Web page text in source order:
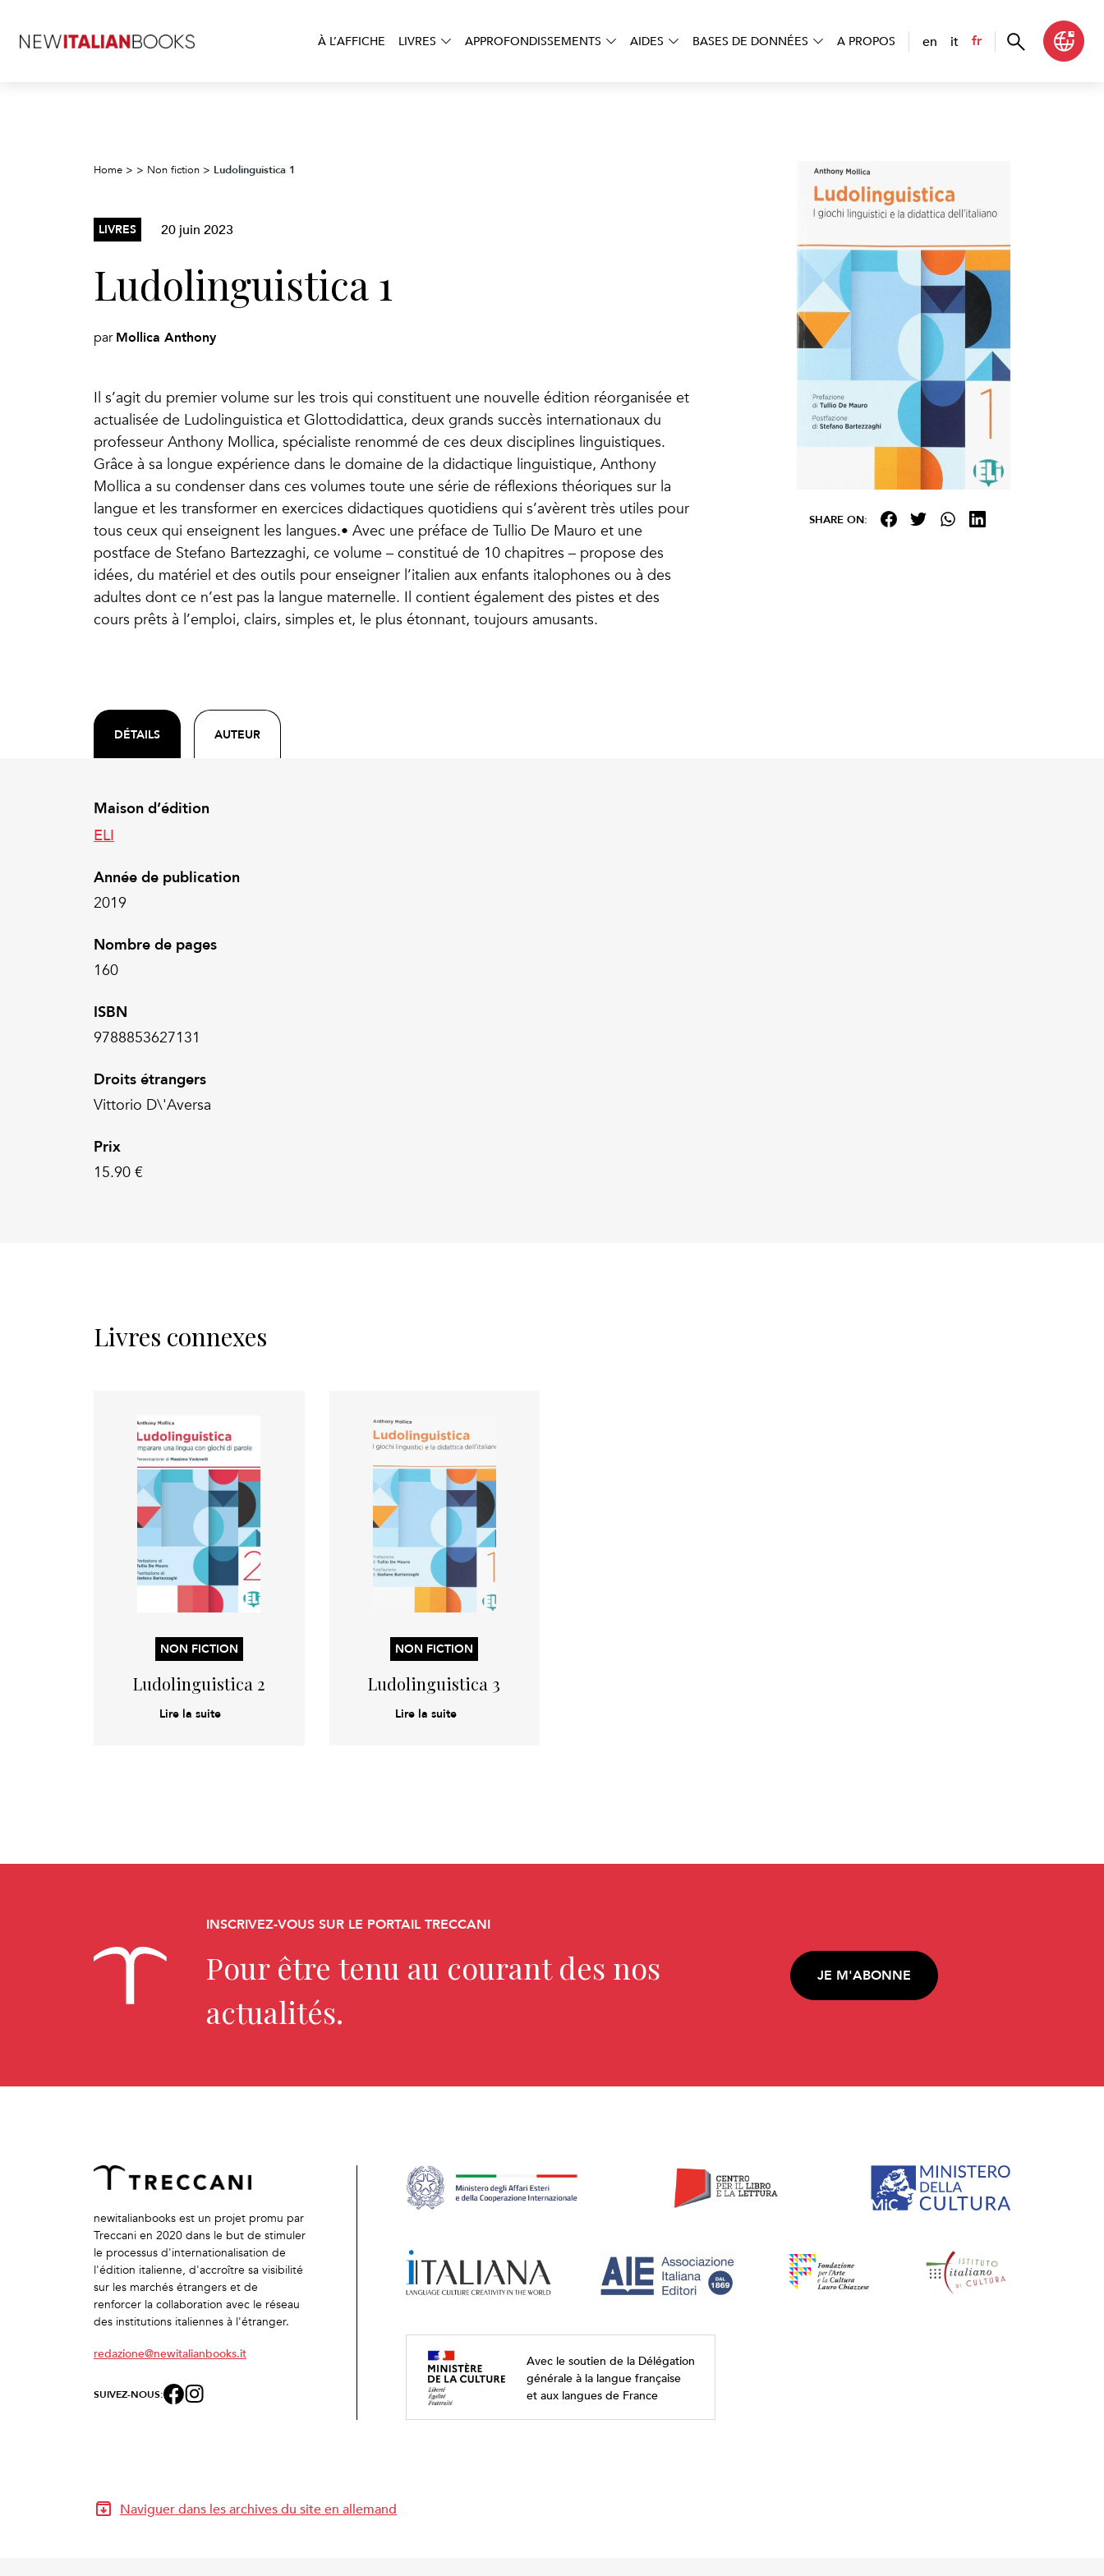
À L’AFFICHE LIVRES APPROFONDISSEMENTS AIDES BASES DE DONNÉES A PROPOS en it fr
Home > > Non fiction > Ludolinguistica 1
LIVRES 20 juin 2023
Ludolinguistica 1
par Mollica Anthony
Il s’agit du premier volume sur les trois qui constituent une nouvelle édition réorganisée et
actualisée de Ludolinguistica et Glottodidattica, deux grands succès internationaux du
professeur Anthony Mollica, spécialiste renommé de ces deux disciplines linguistiques.
Grâce à sa longue expérience dans le domaine de la didactique linguistique, Anthony
Mollica a su condenser dans ces volumes toute une série de réflexions théoriques sur la
langue et les transformer en exercices didactiques quotidiens qui s’avèrent très utiles pour
tous ceux qui enseignent les langues.• Avec une préface de Tullio De Mauro et une
postface de Stefano Bartezzaghi, ce volume – constitué de 10 chapitres – propose des
idées, du matériel et des outils pour enseigner l’italien aux enfants italophones ou à des
adultes dont ce n’est pas la langue maternelle. Il contient également des pistes et des
cours prêts à l’emploi, clairs, simples et, le plus étonnant, toujours amusants.
DÉTAILS AUTEUR
Maison d’édition
ELI
Année de publication
2019
Nombre de pages
160
ISBN
9788853627131
Droits étrangers
Vittorio D\'Aversa
Prix
15.90 €
SHARE ON:
Livres connexes
NON FICTION
Ludolinguistica 2
Lire la suite
NON FICTION
Ludolinguistica 3
Lire la suite
INSCRIVEZ-VOUS SUR LE PORTAIL TRECCANI
Pour être tenu au courant des nos
actualités.
JE M'ABONNE
newitalianbooks est un projet promu par
Treccani en 2020 dans le but de stimuler
le processus d'internationalisation de
l'édition italienne, d'accroître sa visibilité
sur les marchés étrangers et de
renforcer la collaboration avec le réseau
des institutions italiennes à l'étranger.
redazione@newitalianbooks.it
SUIVEZ-NOUS:
Avec le soutien de la Délégation
générale à la langue française
et aux langues de France
Naviguer dans les archives du site en allemand